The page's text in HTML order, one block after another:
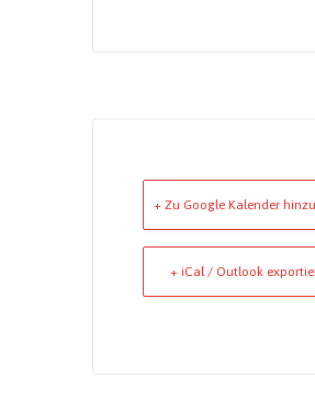
+ Zu Google Kalender
+ iCal / Outlook